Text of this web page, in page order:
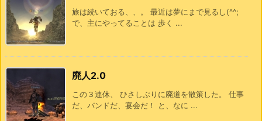
旅は続いておる、、。 最近は夢にまで見るし(^^;
で、主にやってることは 歩く ...
廃人2.0
この３連休、 ひさしぶりに廃道を散策した。 仕事
だ、バンドだ、宴会だ！ と、なに ...